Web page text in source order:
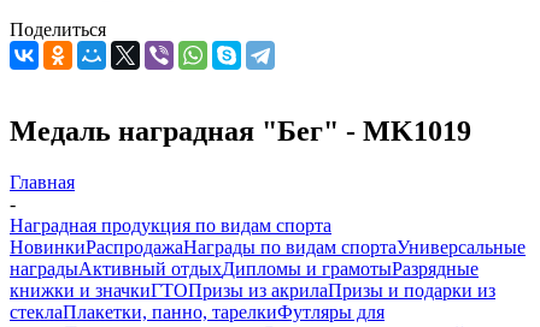
Поделиться
Медаль наградная "Бег" - MK1019
Главная
-
Наградная продукция по видам спорта
НовинкиРаспродажаНаграды по видам спортаУниверсальные
наградыАктивный отдыхДипломы и грамотыРазрядные
книжки и значкиГТОПризы из акрилаПризы и подарки из
стеклаПлакетки, панно, тарелкиФутляры для